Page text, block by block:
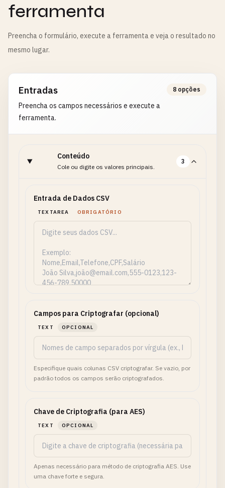
ferramenta
Preencha o formulário, execute a ferramenta e veja o resultado no
mesmo lugar.
Entradas
Preencha os campos necessários e execute a
ferramenta.
8 opções
Conteúdo
Cole ou digite os valores principais.
3
Entrada de Dados CSV
TEXTAREA OBRIGATÓRIO
Campos para Criptografar (opcional)
TEXT OPCIONAL
Especifique quais colunas CSV criptografar. Se vazio, por
padrão todos os campos serão criptografados.
Chave de Criptografia (para AES)
TEXT OPCIONAL
Apenas necessário para método de criptografia AES. Use
uma chave forte e segura.